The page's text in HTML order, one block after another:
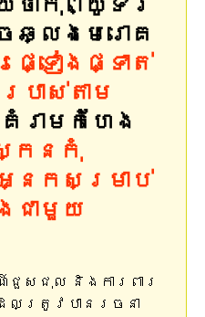
លងមេរោគ
ទៀងផ្ទាត់
រាស់តាម
រាមកំហែង
កេនកុំ
កសម្រាប់
ជាមួយ
ណ៍ជួសជុល និងការពារ
លត្រូវបានរចនា